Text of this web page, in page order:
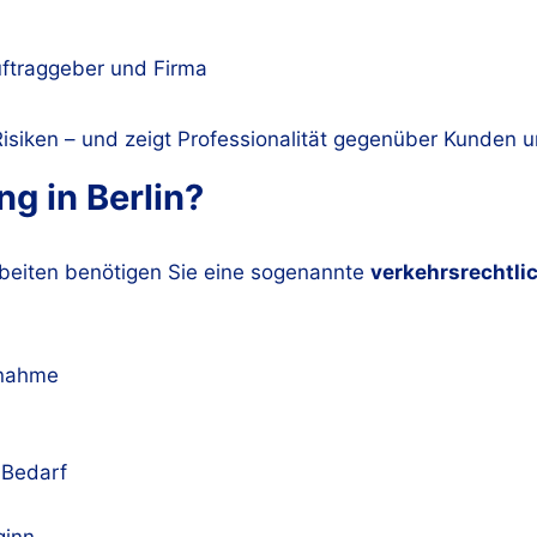
und Firma
– und zeigt Professionalität gegenüber Kunden
in Berlin?
benötigen Sie eine sogenannte